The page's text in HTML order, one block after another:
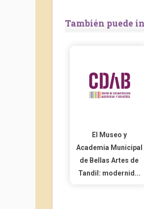
También puede
El Museo y
Academia Municipal
de Bellas Artes de
Tandil: modernid...